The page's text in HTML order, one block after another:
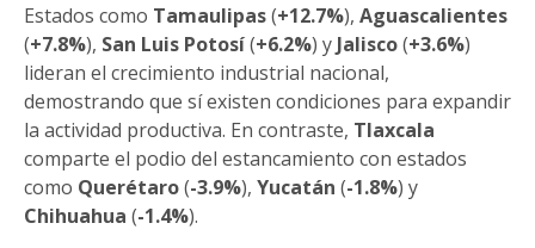
Estados como Tamaulipas(+12.7%), Aguascalientes
(+7.8%), San Luis Potosí(+6.2%) y Jalisco(+3.6%)
lideran el crecimiento industrial nacional,
demostrando que sí existen condiciones para expandir
la actividad productiva. En contraste, Tlaxcala
comparte el podio del estancamiento con estados
como Querétaro(-3.9%), Yucatán (-1.8%) y
Chihuahua (-1.4%).